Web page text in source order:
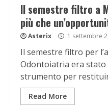
Il semestre filtro a
più che
Asterix 1 settembre
Il semestre filtro per
Odontoiatria era stato
strumento per
Read More